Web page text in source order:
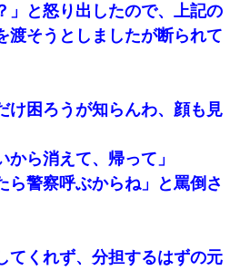
」と怒り出したので、上記の
渡そうとしましたが断られて
け困ろうが知らんわ、顔も見
から消えて、帰って」
ら警察呼ぶからね」と罵倒さ
てくれず、分担するはずの元